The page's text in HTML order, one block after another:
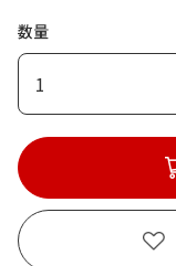
数量
1